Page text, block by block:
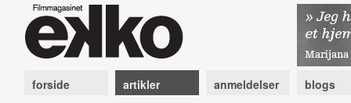
forside artikler anmeldelser blogs